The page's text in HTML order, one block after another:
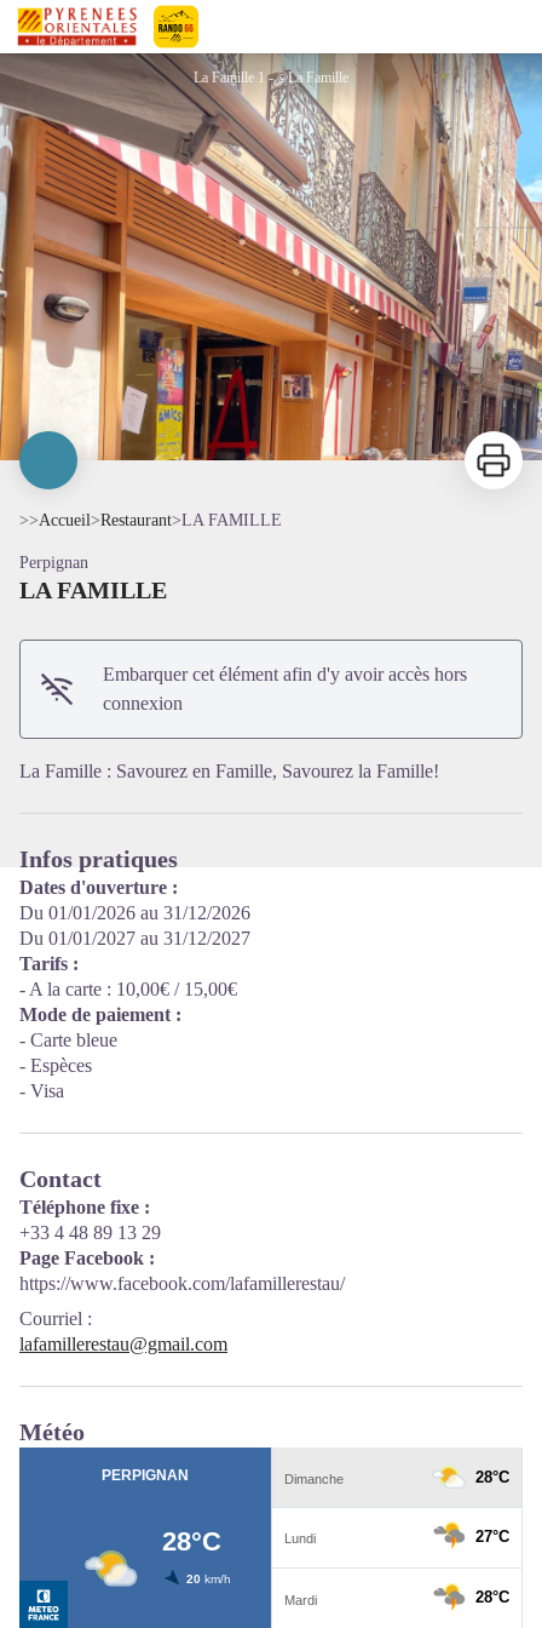
Pyrénées-Orientales Le Département
LA FAMILLE
La Famille 1 - ©La Famille
Voir l'image en plein écran
Imprimer
>>Accueil>Restaurant>LA FAMILLE
Perpignan
LA FAMILLE
Embarquer cet élément afin d'y avoir accès hors
connexion
La Famille : Savourez en Famille, Savourez la Famille!
Infos pratiques
Dates d'ouverture :
Du 01/01/2026 au 31/12/2026
Du 01/01/2027 au 31/12/2027
Tarifs :
- A la carte : 10,00€ / 15,00€
Mode de paiement :
- Carte bleue
- Espèces
- Visa
Contact
Téléphone fixe :
+33 4 48 89 13 29
Page Facebook :
https://www.facebook.com/lafamillerestau/
Courriel :
lafamillerestau@gmail.com
Météo